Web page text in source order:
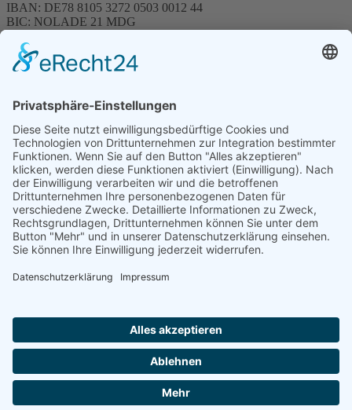
IBAN: DE78 8105 3272 0503 0012 44
BIC: NOLADE 21 MDG
Spenden können steuerlich abgesetzt werden
Förderung
© 1987 – 2025
Storchenhof Loburg e.V.
Alle Rechte vorbehalten.
Cookie-Einstellungen
Navigation überspringen
Impressum
Haftungsausschluss
Facebook
YouTube